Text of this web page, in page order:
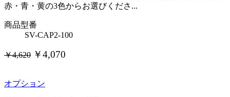
赤・青・黄の3色からお選びくださ...
商品型番
SV-CAP2-100
￥4,620 ￥4,070
オプション